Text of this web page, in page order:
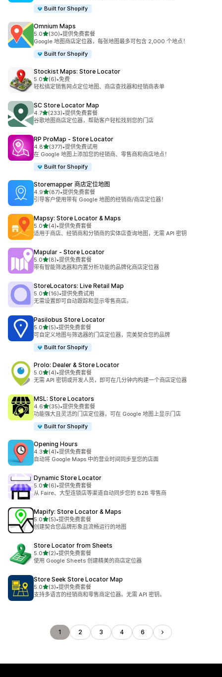
Built for Shopify
Omnium Maps
5.0星（满分 5 星）
(30)
总共 30 条评论
•提供免费套餐
Google 地图商店定位器，每张地图最多可包含 2,000 个地点！
Built for Shopify
Stockist Maps: Store Locator
5.0星（满分 5 星）
(6)
总共 6 条评论
•免费
轻松搞定销售网点定位地图、商店查找器和经销商表单
SC Store Locator Map
4.7星（满分 5 星）
(233)
总共 233 条评论
•提供免费套餐
谷歌地图商店定位器，帮助客户轻松找到您的门店
RP ProMap ‑ Store Locator
4.8星（满分 5 星）
(377)
总共 377 条评论
•提供免费试用
在 Google 地图上添加您的经销商、零售商和商店地点！
Built for Shopify
Storemapper 商店定位地图
4.9星（满分 5 星）
(87)
总共 87 条评论
•提供免费套餐
引导客户使用带有 Google 地图的经销商/商店定位器！
Mapsy: Store Locator & Maps
5.0星（满分 5 星）
(4)
总共 4 条评论
•提供免费套餐
适用于商店、经销商和分销商的实体店查询地图，无需 API 密钥
Mapular ‑ Store Locator
5.0星（满分 5 星）
(8)
总共 8 条评论
•提供免费套餐
带有智能筛选器和内置分析功能的品牌化商店定位器
StoreLocators: Live Retail Map
5.0星（满分 5 星）
(16)
总共 16 条评论
•提供免费试用
无需设置即可自动跟踪和显示零售商店。
Pasilobus Store Locator
5.0星（满分 5 星）
(5)
总共 5 条评论
•提供免费套餐
可自定义地图与筛选器的门店定位器，完美契合您的品牌
Built for Shopify
Prolo: Dealer & Store Locator
5.0星（满分 5 星）
(4)
总共 4 条评论
•提供免费套餐
无需 API 密钥或开发人员，即可在几分钟内构建一个商店定位器
MSL: Store Locators
4.6星（满分 5 星）
(35)
总共 35 条评论
•提供免费套餐
功能强大且灵活的门店定位器，可在 Google 地图上显示门店
Built for Shopify
Opening Hours
4.3星（满分 5 星）
(4)
总共 4 条评论
•提供免费套餐
自动将 Google Maps 中的营业时间同步至您的店面
Dynamic Store Locator
5.0星（满分 5 星）
(6)
总共 6 条评论
•提供免费套餐
从 Faire、大型连锁店等渠道自动同步您的 B2B 零售商
Mapify: Store Locator & Maps
5.0星（满分 5 星）
(5)
总共 5 条评论
•提供免费套餐
创建契合您品牌形象且流畅运行的地图
Store Locator from Sheets
5.0星（满分 5 星）
(2)
总共 2 条评论
•提供免费套餐
使用 Google Sheets 创建精美的商店定位器
Store Seek Store Locator Map
5.0星（满分 5 星）
(3)
总共 3 条评论
•提供免费套餐
支持多语言的经销商和零售商定位器。无需 API 密钥。
1 2 3 4 6